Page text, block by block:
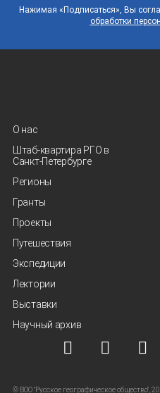
Нажимая «Подписаться», Вы
обработки
О нас
Штаб-квартира РГО в
Санкт‑Петербурге
Регионы
Гранты
Проекты
Путешествия
Экспедиции
Лектории
Выставки
Научный архив
© ВОО "Русское географическое общество",